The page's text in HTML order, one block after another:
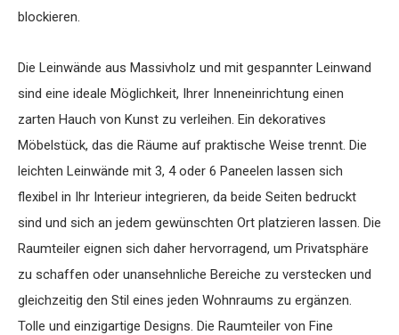
blockieren.
Die Leinwände aus Massivholz und mit gespannter Leinwand
sind eine ideale Möglichkeit, Ihrer Inneneinrichtung einen
zarten Hauch von Kunst zu verleihen. Ein dekoratives
Möbelstück, das die Räume auf praktische Weise trennt. Die
leichten Leinwände mit 3, 4 oder 6 Paneelen lassen sich
flexibel in Ihr Interieur integrieren, da beide Seiten bedruckt
sind und sich an jedem gewünschten Ort platzieren lassen. Die
Raumteiler eignen sich daher hervorragend, um Privatsphäre
zu schaffen oder unansehnliche Bereiche zu verstecken und
gleichzeitig den Stil eines jeden Wohnraums zu ergänzen.
Tolle und einzigartige Designs. Die Raumteiler von Fine